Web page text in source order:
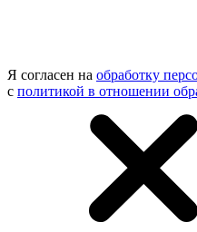
Я согласен на обработку
с политикой в отношении